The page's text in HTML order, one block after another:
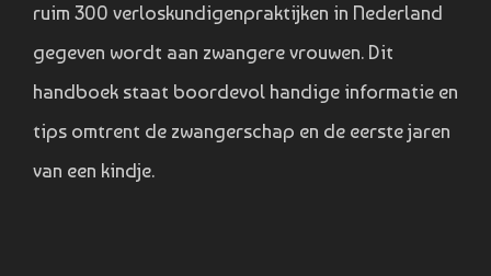
ruim 300 verloskundigenpraktijken in Nederland
gegeven wordt aan zwangere vrouwen. Dit
handboek staat boordevol handige informatie en
tips omtrent de zwangerschap en de eerste jaren
van een kindje.